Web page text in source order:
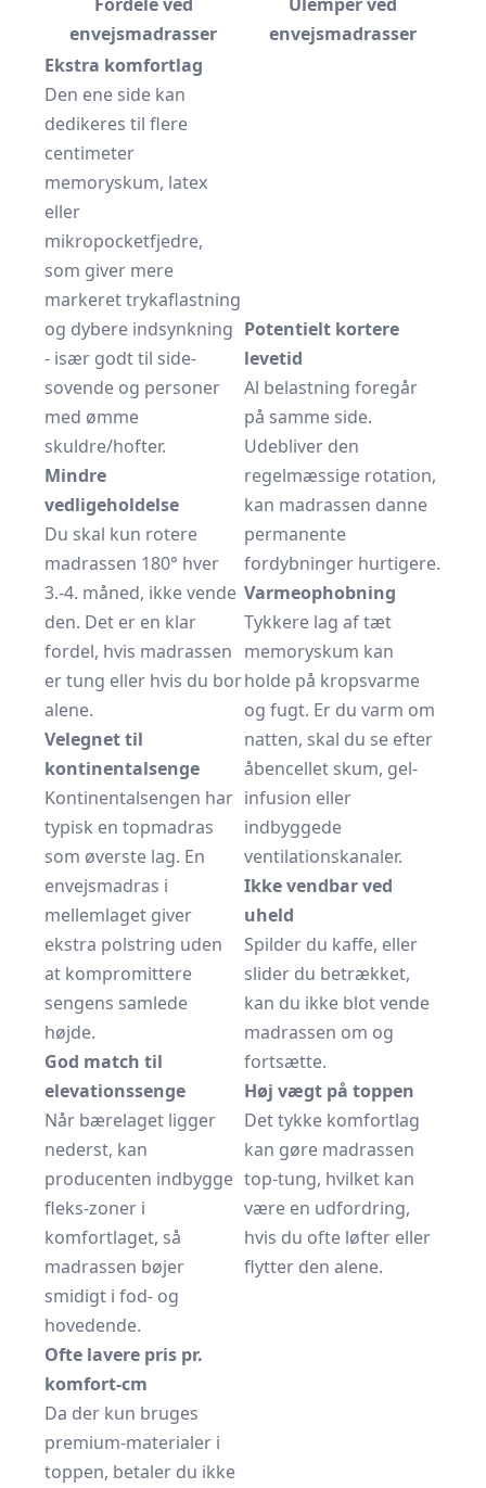
envejsmadrasser
envejsmadrasser
Ekstra komfortlag
Den ene side kan
dedikeres til flere
centimeter
memoryskum, latex
eller
mikropocketfjedre,
som giver mere
markeret trykaflastning
og dybere indsynkning
- især godt til side-
sovende og personer
med ømme
skuldre/hofter.
Mindre
vedligeholdelse
Du skal kun rotere
madrassen 180° hver
3.-4. måned, ikke vende
den. Det er en klar
fordel, hvis madrassen
er tung eller hvis du bor
alene.
Velegnet til
kontinentalsenge
Kontinentalsengen har
typisk en topmadras
som øverste lag. En
envejsmadras i
mellemlaget giver
ekstra polstring uden
at kompromittere
sengens samlede
højde.
God match til
elevationssenge
Når bærelaget ligger
nederst, kan
producenten indbygge
fleks-zoner i
komfortlaget, så
madrassen bøjer
smidigt i fod- og
hovedende.
Ofte lavere pris pr.
komfort-cm
Da der kun bruges
premium-materialer i
toppen, betaler du ikke
Potentielt kortere
levetid
Al belastning foregår
på samme side.
Udebliver den
regelmæssige rotation,
kan madrassen danne
permanente
fordybninger hurtigere.
Varmeophobning
Tykkere lag af tæt
memoryskum kan
holde på kropsvarme
og fugt. Er du varm om
natten, skal du se efter
åbencellet skum, gel-
infusion eller
indbyggede
ventilationskanaler.
Ikke vendbar ved
uheld
Spilder du kaffe, eller
slider du betrækket,
kan du ikke blot vende
madrassen om og
fortsætte.
Høj vægt på toppen
Det tykke komfortlag
kan gøre madrassen
top-tung, hvilket kan
være en udfordring,
hvis du ofte løfter eller
flytter den alene.